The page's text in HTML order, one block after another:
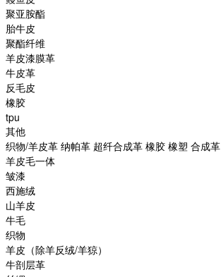
聚亚胺酯
胎牛皮
聚酯纤维
羊皮漆膜革
牛皮革
反毛皮
橡胶
tpu
其他
织物/羊皮革 纳帕革 超纤合成革 橡胶 橡塑 合成革
羊皮毛一体
皱漆
西施绒
山羊皮
牛毛
织物
羊皮（除羊反绒/羊猄）
牛剖层革